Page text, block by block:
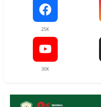
25K
30K